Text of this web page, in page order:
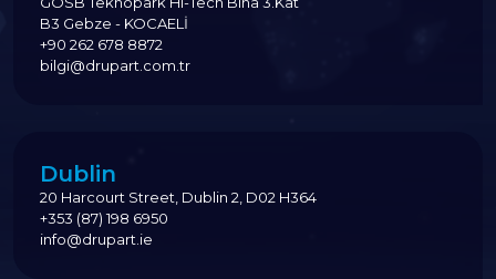
B3 Gebze - KOCAELİ
+90 262 678 8872
bilgi@drupart.com.tr
Dublin
20 Harcourt Street, Dublin 2, D02 H364
+353 (87) 198 6950
info@drupart.ie